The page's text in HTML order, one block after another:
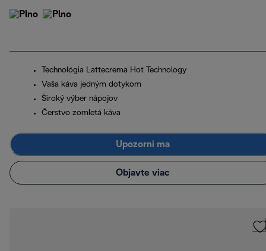
Technológia Lattecrema Hot Technology
Vaša káva jedným dotykom
Široký výber nápojov
Čerstvo zomletá káva
Upozorni ma
Objavte viac